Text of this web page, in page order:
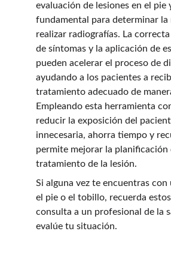
evaluación de lesiones en el pie
fundamental para determinar la
realizar radiografías. La
de síntomas y la aplicación de
pueden acelerar el proceso de
ayudando a los pacientes a
tratamiento adecuado de
Empleando esta herramienta
reducir la exposición del
innecesaria, ahorra tiempo y
permite mejorar la planificación
tratamiento de la lesión.
Si alguna vez te encuentras con
el pie o el tobillo, recuerda
consulta a un profesional de la
evalúe tu situación.